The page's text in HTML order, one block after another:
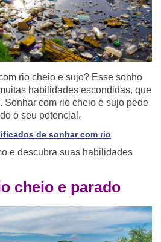
rio cheio e sujo? Esse sonho
habilidades escondidas, que
Sonhar com rio cheio e sujo pede
o seu potencial.
de sonhar com rio
e descubra suas habilidades
cheio e parado